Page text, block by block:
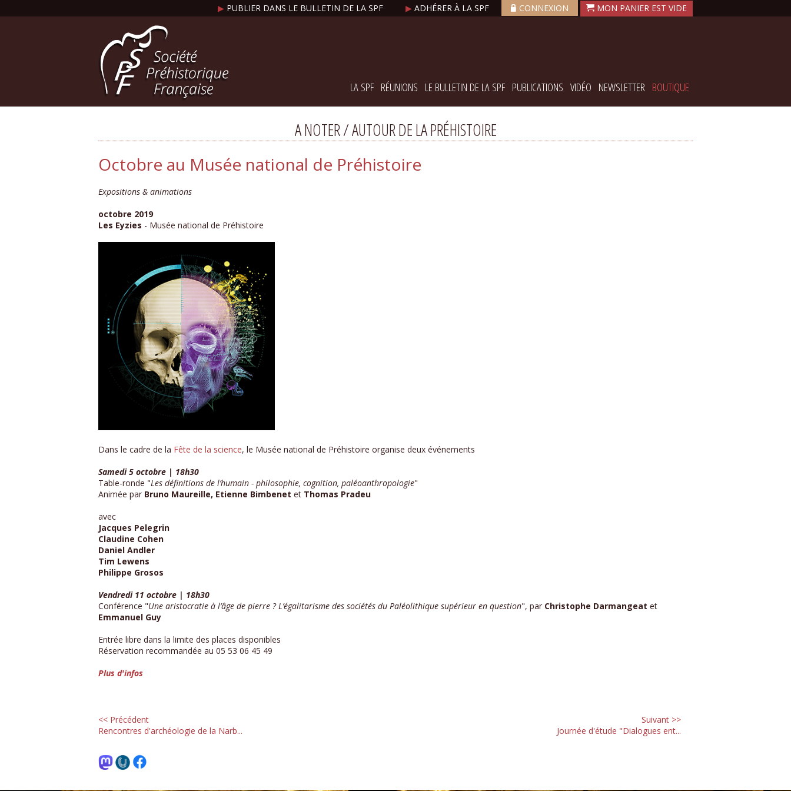
▶ PUBLIER DANS LE BULLETIN DE LA SPF ▶ ADHÉRER À LA SPF CONNEXION
LA SPF RÉUNIONS LE BULLETIN DE LA SPF PUBLICATIONS VIDÉO NEWSLETTER BOUTIQUE
A NOTER / AUTOUR DE LA PRÉHISTOIRE
Octobre au Musée national de Préhistoire
Expositions & animations
octobre 2019
Les Eyzies - Musée national de Préhistoire
Dans le cadre de la Fête de la science, le Musée national de Préhistoire organise deux événements
Samedi 5 octobre | 18h30
Table-ronde "Les définitions de l’humain - philosophie, cognition, paléoanthropologie"
Animée par Bruno Maureille, Etienne Bimbenet et Thomas Pradeu
avec
Jacques Pelegrin
Claudine Cohen
Daniel Andler
Tim Lewens
Philippe Grosos
Vendredi 11 octobre | 18h30
Conférence "Une aristocratie à l’âge de pierre ? L’égalitarisme des sociétés du Paléolithique supérieur en question", par Christophe Darmangeat et
Emmanuel Guy
Entrée libre dans la limite des places disponibles
Réservation recommandée au 05 53 06 45 49
Plus d'infos
<< Précédent
Rencontres d'archéologie de la Narb...
Suivant >>
Journée d'étude "Dialogues ent...